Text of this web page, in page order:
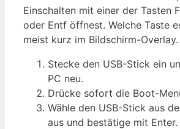
Einschalten mit einer der Tasten
oder Entf öffnest. Welche Taste
meist kurz im Bildschirm-Overlay.
Stecke den USB-Stick ein
PC neu.
Drücke sofort die Boot-
Wähle den USB-Stick aus
aus und bestätige mit Enter.